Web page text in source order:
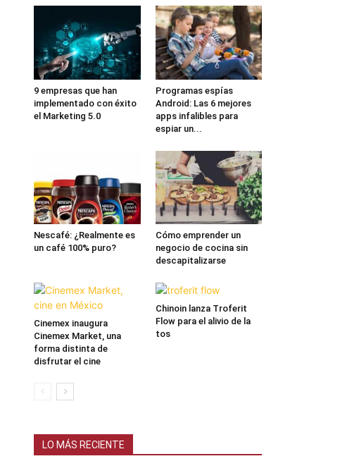
9 empresas que han
implementado con éxito
el Marketing 5.0
Programas espías
Android: Las 6 mejores
apps infalibles para
espiar un...
Nescafé: ¿Realmente es
un café 100% puro?
Cómo emprender un
negocio de cocina sin
descapitalizarse
Cinemex inaugura
Cinemex Market, una
forma distinta de
disfrutar el cine
Chinoin lanza Troferit
Flow para el alivio de la
tos
LO MÁS RECIENTE